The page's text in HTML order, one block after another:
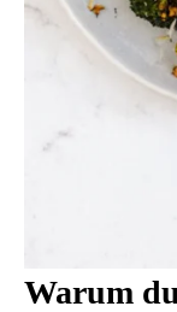
Warum